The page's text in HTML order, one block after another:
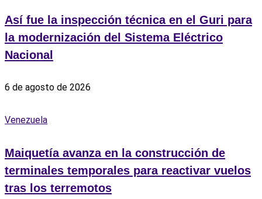
Así fue la inspección técnica en el Guri para
la modernización del Sistema Eléctrico
Nacional
6 de agosto de 2026
Venezuela
Maiquetía avanza en la construcción de
terminales temporales para reactivar vuelos
tras los terremotos